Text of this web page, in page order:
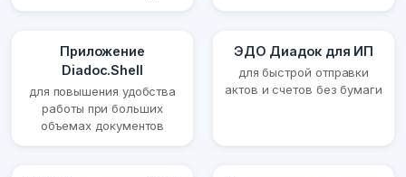
Приложение
Diadoc.Shell
для повышения удобства
работы при больших
объемах документов
ЭДО Диадок для ИП
для быстрой отправки
актов и счетов без бумаги